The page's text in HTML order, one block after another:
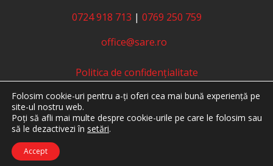
0724 918 713 | 0769 250 759
office@sare.ro
Politica de confidențialitate
Termeni și condiții
Protecția consumatorilor - ANPC
Soluționarea online a litigiilor - SOL
Folosim cookie-uri pentru a-ți oferi cea mai bună experiență pe
site-ul nostru web.
Poți să afli mai multe despre cookie-urile pe care le folosim sau
să le dezactivezi în setări.
Accept